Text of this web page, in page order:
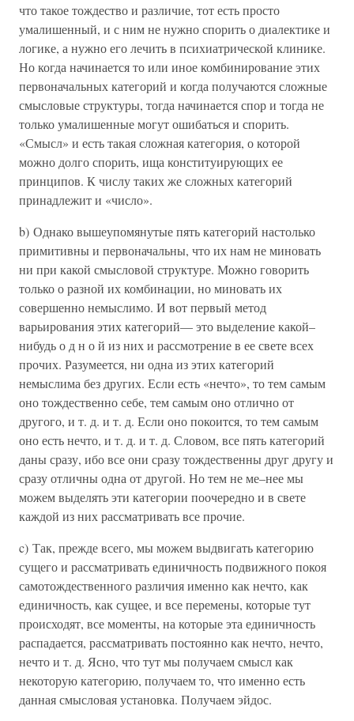
что такое тождество и различие, тот есть просто
умалишенный, и с ним не нужно спорить о диалектике и
логике, а нужно его лечить в психиатрической клинике.
Но когда начинается то или иное комбинирование этих
первоначальных категорий и когда получаются сложные
смысловые структуры, тогда начинается спор и тогда не
только умалишенные могут ошибаться и спорить.
«Смысл» и есть такая сложная категория, о которой
можно долго спорить, ища конституирующих ее
принципов. К числу таких же сложных категорий
принадлежит и «число».
b) Однако вышеупомянутые пять категорий настолько
примитивны и первоначальны, что их нам не миновать
ни при какой смысловой структуре. Можно говорить
только о разной их комбинации, но миновать их
совершенно немыслимо. И вот первый метод
варьирования этих категорий— это выделение какой–
нибудь о д н о й из них и рассмотрение в ее свете всех
прочих. Разумеется, ни одна из этих категорий
немыслима без других. Если есть «нечто», то тем самым
оно тождественно себе, тем самым оно отлично от
другого, и т. д. и т. д. Если оно покоится, то тем самым
оно есть нечто, и т. д. и т. д. Словом, все пять категорий
даны сразу, ибо все они сразу тождественны друг другу и
сразу отличны одна от другой. Но тем не ме–нее мы
можем выделять эти категории поочередно и в свете
каждой из них рассматривать все прочие.
c) Так, прежде всего, мы можем выдвигать категорию
сущего и рассматривать единичность подвижного покоя
самотождественного различия именно как нечто, как
единичность, как сущее, и все перемены, которые тут
происходят, все моменты, на которые эта единичность
распадается, рассматривать постоянно как нечто, нечто,
нечто и т. д. Ясно, что тут мы получаем смысл как
некоторую категорию, получаем то, что именно есть
данная смысловая установка. Получаем эйдос.